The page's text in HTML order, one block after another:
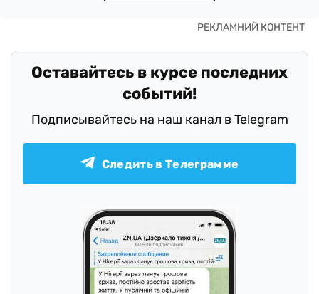
Оставайтесь в курсе последних
событий!
Подписывайтесь на наш канал в Telegram
Следить в Телеграмме